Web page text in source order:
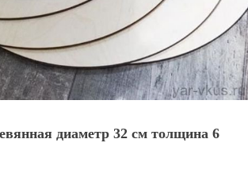
диаметр 32 см толщина 6